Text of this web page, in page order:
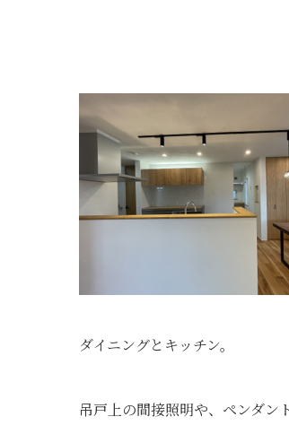
ダイニングとキッチン。
吊戸上の間接照明や、ペンダン